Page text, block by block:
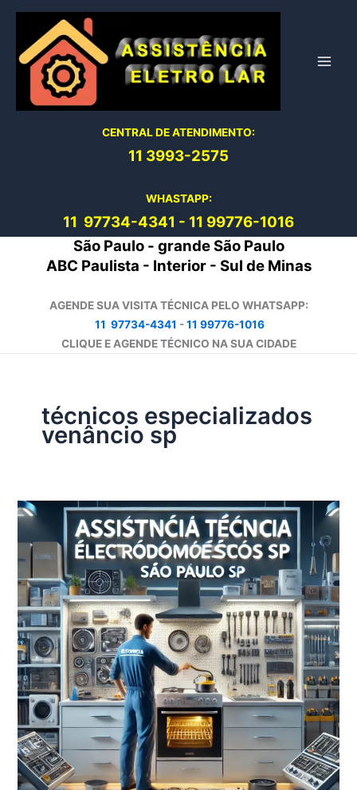
conteúdo
CENTRAL DE ATENDIMENTO:
11 3993-2575
WHASTAPP:
11 97734-4341 - 11 99776-1016
São Paulo - grande São Paulo
ABC Paulista - Interior - Sul de Minas
AGENDE SUA VISITA TÉCNICA PELO WHATSAPP:
11 97734-4341 -11 99776-1016
CLIQUE E AGENDE TÉCNICO NA SUA CIDADE
técnicos especializados
venâncio sp